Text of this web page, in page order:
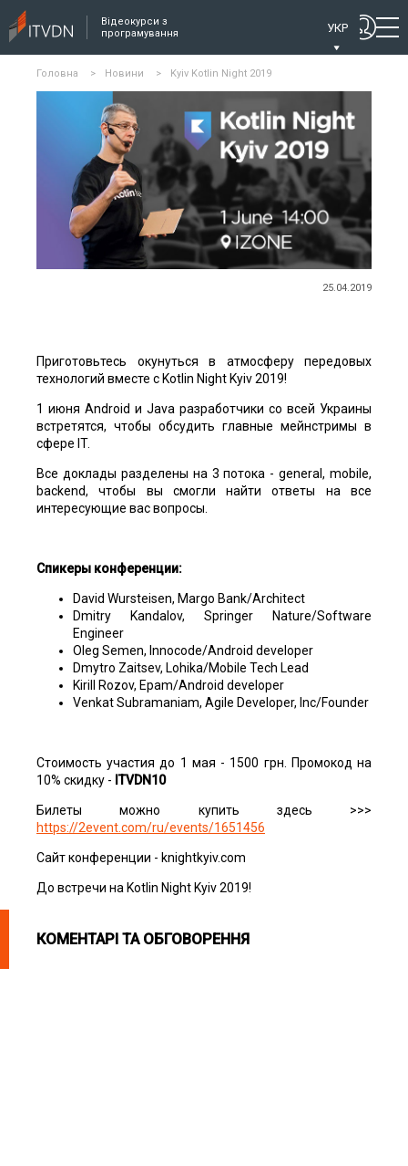
Відеокурси з
програмування
УКР
Головна > Новини > Kyiv Kotlin Night 2019
25.04.2019
Приготовьтесь окунуться в атмосферу передовых
технологий вместе с Kotlin Night Kyiv 2019!
1 июня Android и Java разработчики со всей Украины
встретятся, чтобы обсудить главные мейнстримы в
сфере IT.
Все доклады разделены на 3 потока - general, mobile,
backend, чтобы вы смогли найти ответы на все
интересующие вас вопросы.
Спикеры конференции:
David Wursteisen, Margo Bank/Architect
Dmitry Kandalov, Springer Nature/Software
Engineer
Oleg Semen, Innocode/Android developer
Dmytro Zaitsev, Lohika/Mobile Tech Lead
Kirill Rozov, Epam/Android developer
Venkat Subramaniam, Agile Developer, Inc/Founder
Стоимость участия до 1 мая - 1500 грн. Промокод на
10% скидку - ITVDN10
Билеты можно купить здесь >>>
https://2event.com/ru/events/1651456
Сайт конференции - knightkyiv.com
До встречи на Kotlin Night Kyiv 2019!
КОМЕНТАРІ ТА ОБГОВОРЕННЯ